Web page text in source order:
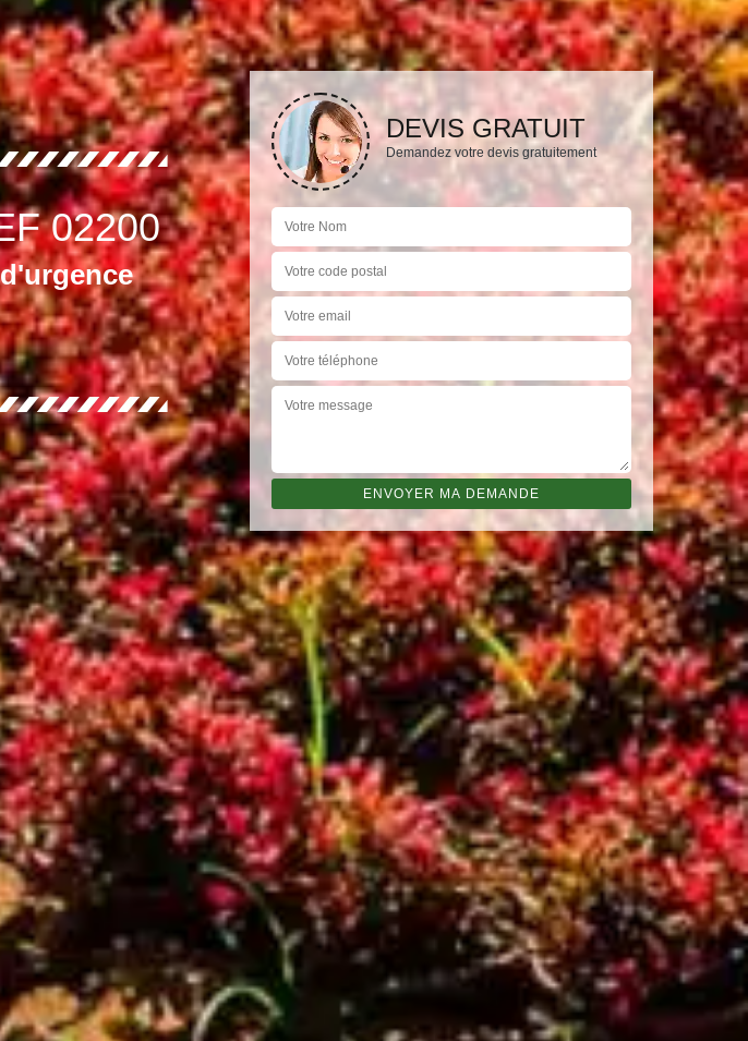
02200
DEVIS GRATUIT
Demandez votre devis gratuitement